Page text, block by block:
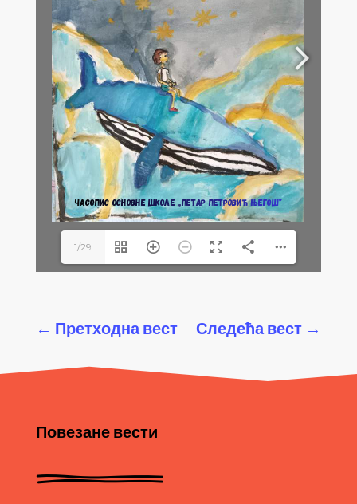
1/29
← Претходна вест Следећа вест →
Повезане вести